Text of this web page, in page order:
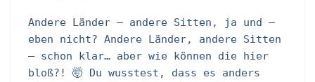
Andere Länder – andere Sitten, ja und –
eben nicht? Andere Länder, andere Sitten
– schon klar… aber wie können die hier
bloß?! 🤯 Du wusstest, dass es anders